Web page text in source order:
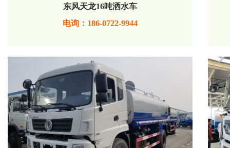
东风天龙16吨洒水车
电询：186-0722-9944